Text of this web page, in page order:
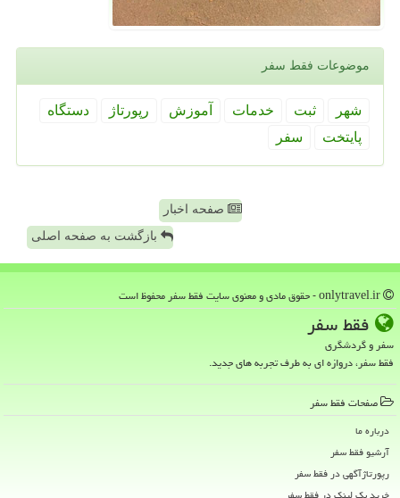
موضوعات فقط سفر
شهر ثبت خدمات آموزش رپورتاژ
دستگاه
پایتخت
سفر
صفحه اخبار
بازگشت به صفحه اصلی
فقط سفر
سفر و گردشگری
فقط سفر، دروازه ای به طرف تجربه های جدید.
صفحات فقط سفر
درباره ما
آرشیو فقط سفر
رپورتاژآگهی در فقط سفر